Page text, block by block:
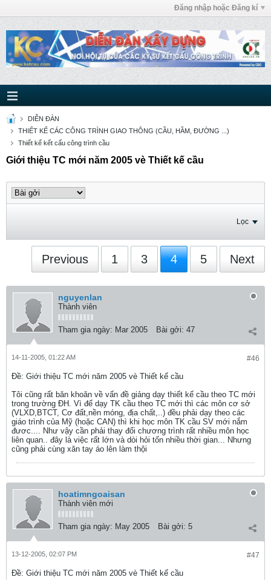
Đăng nhập hoặc Đăng kí
DIỄN ĐÀN
THIẾT KẾ CÁC CÔNG TRÌNH GIAO THÔNG (CẦU, HẦM, ĐƯỜNG ...)
Thiết kế kết cấu công trình cầu
Giới thiệu TC mới năm 2005 vè Thiết kế cầu
Lọc
Previous 1 3 4 5 Next
nguyenlan
Thành viên
Tham gia ngày: Mar 2005 Bài gởi: 47
#46
14-11-2005, 01:22 AM
Ðề: Giới thiệu TC mới năm 2005 vè Thiết kế cầu
Tôi cũng rất băn khoăn về vấn đề giảng dạy thiết kế cầu theo TC mới
trong trường ĐH. Vì để dạy TK cầu theo TC mới thì các môn cơ sở
(VLXD,BTCT, Cơ đất,nền móng, địa chất,..) đều phải dạy theo các
giáo trình của Mỹ (hoặc CAN) thì khi học môn TK cầu SV mới nắm
đươc.... Như vậy cần phải thay đổi chương trình rất nhiều môn học
liên quan.. đây là việc rất lớn và dòi hỏi tốn nhiều thời gian... Nhưng
cũng phải cùng xăn tay áo lên làm thội
hoatimngoaisan
Thành viên mới
Tham gia ngày: May 2005 Bài gởi: 5
#47
13-12-2005, 02:07 PM
Ðề: Giới thiệu TC mới năm 2005 vè Thiết kế cầu